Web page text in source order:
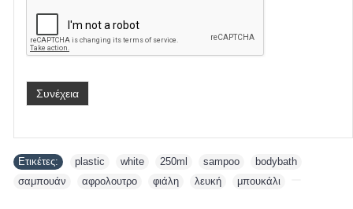
Συνέχεια
Ετικέτες: plastic white 250ml sampoo bodybath
σαμπουάν
αφρολουτρο φιάλη λευκή μπουκάλι